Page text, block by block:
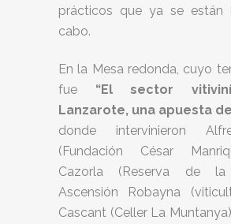
prácticos que ya se están
cabo.
En la Mesa redonda, cuyo
fue “El sector
Lanzarote, una apuesta
donde intervinieron
(Fundación César
Cazorla (Reserva de la
Ascensión Robayna
Cascant (Celler La